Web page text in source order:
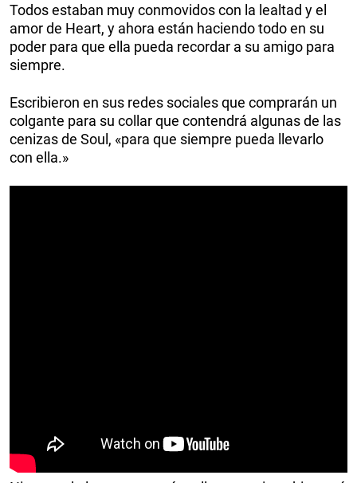
Todos estaban muy conmovidos con la lealtad y el
amor de Heart, y ahora están haciendo todo en su
poder para que ella pueda recordar a su amigo para
siempre.
Escribieron en sus redes sociales que comprarán un
colgante para su collar que contendrá algunas de las
cenizas de Soul, «para que siempre pueda llevarlo
con ella.»